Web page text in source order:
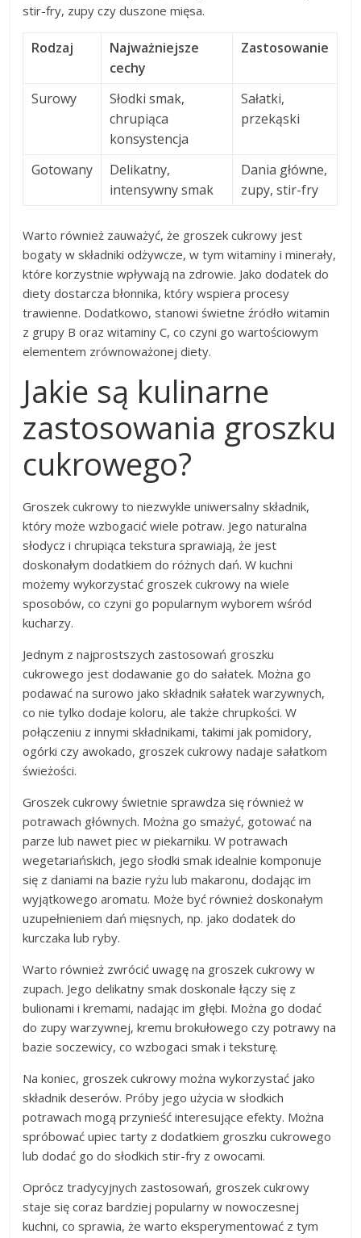
stir-fry, zupy czy duszone mięsa.
Rodzaj
Najważniejsze
cechy
Zastosowanie
Surowy
Słodki smak,
chrupiąca
konsystencja
Sałatki,
przekąski
Gotowany
Delikatny,
intensywny smak
Dania główne,
zupy, stir-fry
Warto również zauważyć, że groszek cukrowy jest
bogaty w składniki odżywcze, w tym witaminy i minerały,
które korzystnie wpływają na zdrowie. Jako dodatek do
diety dostarcza błonnika, który wspiera procesy
trawienne. Dodatkowo, stanowi świetne źródło witamin
z grupy B oraz witaminy C, co czyni go wartościowym
elementem zrównoważonej diety.
Jakie są kulinarne
zastosowania groszku
cukrowego?
Groszek cukrowy to niezwykle uniwersalny składnik,
który może wzbogacić wiele potraw. Jego naturalna
słodycz i chrupiąca tekstura sprawiają, że jest
doskonałym dodatkiem do różnych dań. W kuchni
możemy wykorzystać groszek cukrowy na wiele
sposobów, co czyni go popularnym wyborem wśród
kucharzy.
Jednym z najprostszych zastosowań groszku
cukrowego jest dodawanie go do sałatek. Można go
podawać na surowo jako składnik sałatek warzywnych,
co nie tylko dodaje koloru, ale także chrupkości. W
połączeniu z innymi składnikami, takimi jak pomidory,
ogórki czy awokado, groszek cukrowy nadaje sałatkom
świeżości.
Groszek cukrowy świetnie sprawdza się również w
potrawach głównych. Można go smażyć, gotować na
parze lub nawet piec w piekarniku. W potrawach
wegetariańskich, jego słodki smak idealnie komponuje
się z daniami na bazie ryżu lub makaronu, dodając im
wyjątkowego aromatu. Może być również doskonałym
uzupełnieniem dań mięsnych, np. jako dodatek do
kurczaka lub ryby.
Warto również zwrócić uwagę na groszek cukrowy w
zupach. Jego delikatny smak doskonale łączy się z
bulionami i kremami, nadając im głębi. Można go dodać
do zupy warzywnej, kremu brokułowego czy potrawy na
bazie soczewicy, co wzbogaci smak i teksturę.
Na koniec, groszek cukrowy można wykorzystać jako
składnik deserów. Próby jego użycia w słodkich
potrawach mogą przynieść interesujące efekty. Można
spróbować upiec tarty z dodatkiem groszku cukrowego
lub dodać go do słodkich stir-fry z owocami.
Oprócz tradycyjnych zastosowań, groszek cukrowy
staje się coraz bardziej popularny w nowoczesnej
kuchni, co sprawia, że warto eksperymentować z tym